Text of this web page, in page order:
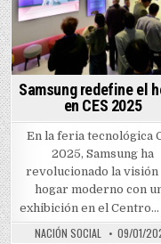
Samsung redefine el
en CES 2025
En la feria tecnológica
2025, Samsung ha
revolucionado la visión
hogar moderno con
exhibición en el Centro…
NACIÓN SOCIAL 09/01/